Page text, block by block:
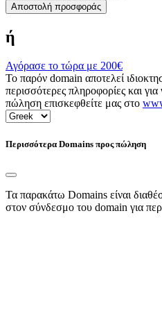
Αποστολή προσφοράς
ή
Αγόρασε το τώρα με 200€
Το παρόν domain αποτελεί
περισσότερες πληροφορίες και
πώληση επισκεφθείτε μας στο
Περισσότερα Domains προς πώληση
Τα παρακάτω Domains είναι
στον σύνδεσμο του domain για